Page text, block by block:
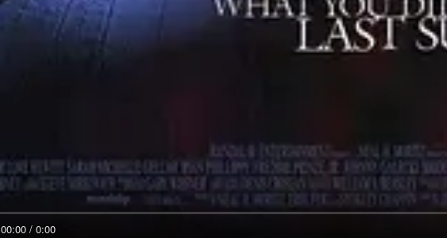
00:00 /0:00